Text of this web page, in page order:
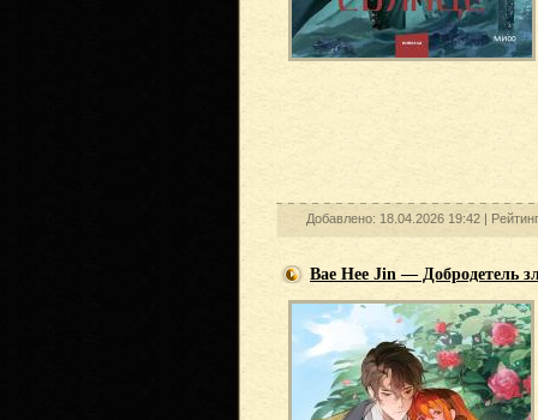
Добавлено: 18.04.2026 19:42 |
Bae Hee Jin — Добродетель